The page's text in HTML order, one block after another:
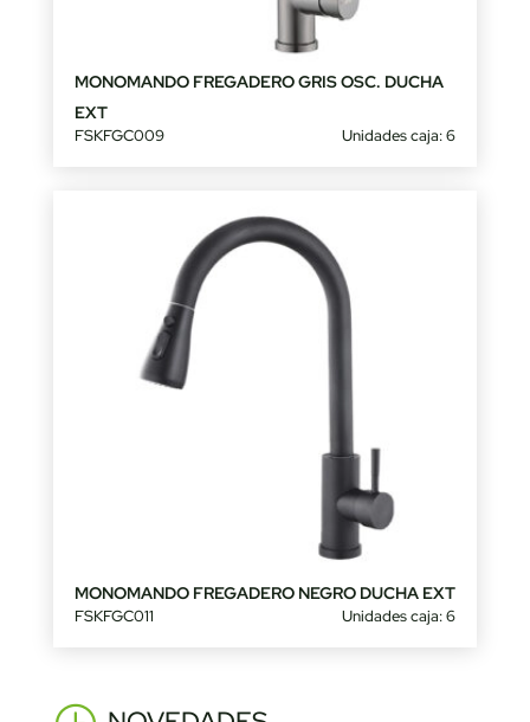
MONOMANDO FREGADERO GRIS OSC. DUCHA
EXT
FSKFGC009 Unidades caja: 6
MONOMANDO FREGADERO NEGRO DUCHA EXT
FSKFGC011 Unidades caja: 6